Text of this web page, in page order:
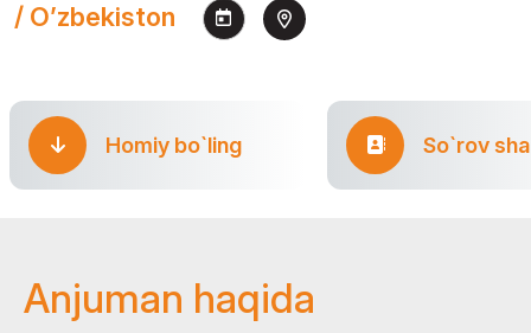
/ O’zbekiston
Homiy bo`ling So`rov
Anjuman haqida